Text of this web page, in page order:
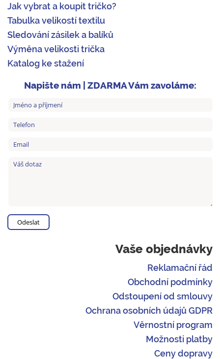
Jak vybrat a koupit tričko?
Tabulka velikostí textilu
Sledování zásilek a balíků
Výměna velikosti trička
Katalog ke stažení
Napište nám | ZDARMA Vám zavoláme:
Vaše objednávky
Reklamační řád
Obchodní podmínky
Odstoupení od smlouvy
Ochrana osobních údajů GDPR
Věrnostní program
Možnosti platby
Ceny dopravy